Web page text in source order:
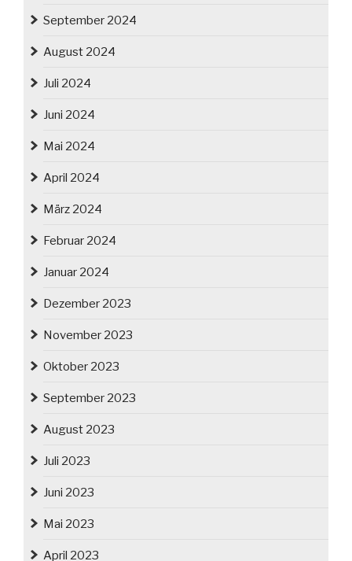
September 2024
August 2024
Juli 2024
Juni 2024
Mai 2024
April 2024
März 2024
Februar 2024
Januar 2024
Dezember 2023
November 2023
Oktober 2023
September 2023
August 2023
Juli 2023
Juni 2023
Mai 2023
April 2023